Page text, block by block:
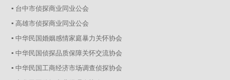
▪ 台中市侦探商业同业公会
▪ 高雄市侦探商业同业公会
▪ 中华民国婚姻感情家庭暴力关怀协会
▪ 中华民国侦探品质保障关怀交流协会
▪ 中华民国工商经济市场调查侦探协会